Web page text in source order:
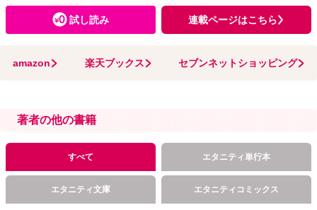
試し読み 連載ページはこちら
amazon 楽天ブックス セブンネットショッピング
著者の他の書籍
すべて エタニティ単行本
エタニティ文庫 エタニティコミックス